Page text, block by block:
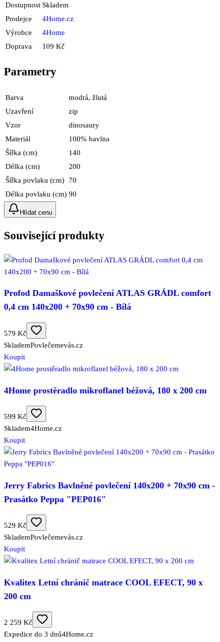
Dostupnost Skladem
Prodejce
4Home.cz
Výrobce
4Home
Doprava
109 Kč
Parametry
Barva
modrá, žlutá
Uzavření
zip
Vzor
dinosaury
Materiál
100% bavlna
Šířka (cm)
140
Délka (cm)
200
Šířka povlaku (cm)
70
Délka povlaku (cm) 90
Hlídat cenu
Související produkty
Profod Damaškové povlečení ATLAS GRÁDL comfort
0,4 cm 140x200 + 70x90 cm - Bílá
579 Kč
SklademPovlečemevás.cz
Koupit
4Home prostěradlo mikroflanel béžová, 180 x 200 cm
599 Kč
Skladem4Home.cz
Koupit
Jerry Fabrics Bavlněné povlečení 140x200 + 70x90 cm -
Prasátko Peppa "PEP016"
529 Kč
SklademPovlečemevás.cz
Koupit
Kvalitex Letní chránič matrace COOL EFECT, 90 x
200 cm
2 259 Kč
Expedice do 3 dnů4Home.cz